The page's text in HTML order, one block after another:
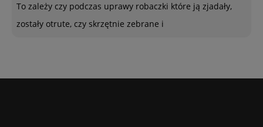
To zależy czy podczas uprawy robaczki które ją zjadały,
zostały otrute, czy skrzętnie zebrane i